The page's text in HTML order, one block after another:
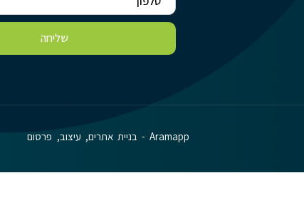
שליחה
Aramapp - בניית אתרים, עיצוב, פרסום